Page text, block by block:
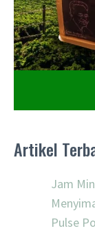
Artikel
Jam
Pulse